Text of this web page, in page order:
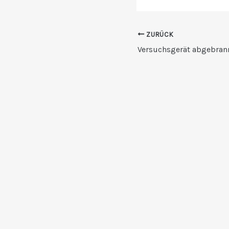
ZURÜCK
Versuchsgerät